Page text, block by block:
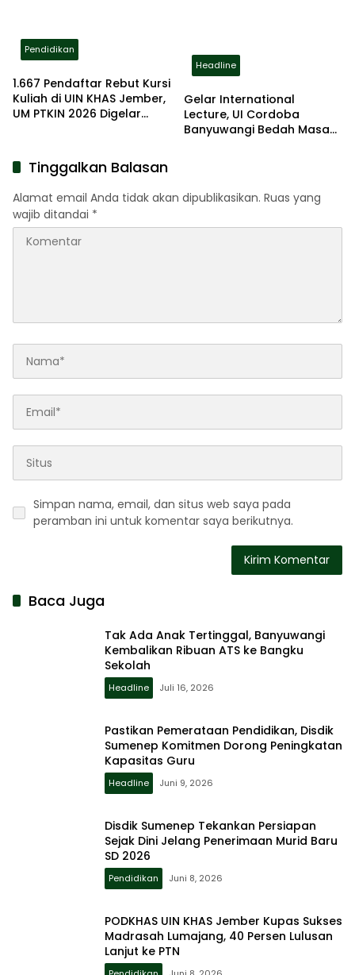
Pendidikan
1.667 Pendaftar Rebut Kursi
Kuliah di UIN KHAS Jember,
UM PTKIN 2026 Digelar
Headline
Gelar International
Lecture, UI Cordoba
Banyuwangi Bedah Masa
Tinggalkan Balasan
Alamat email Anda tidak akan dipublikasikan. Ruas yang
wajib ditandai *
Simpan nama, email, dan situs web saya pada
peramban ini untuk komentar saya berikutnya.
Baca Juga
Tak Ada Anak Tertinggal, Banyuwangi
Kembalikan Ribuan ATS ke Bangku
Sekolah
Headline Juli 16, 2026
Pastikan Pemerataan Pendidikan, Disdik
Sumenep Komitmen Dorong Peningkatan
Kapasitas Guru
Headline Juni 9, 2026
Disdik Sumenep Tekankan Persiapan
Sejak Dini Jelang Penerimaan Murid Baru
SD 2026
Pendidikan Juni 8, 2026
PODKHAS UIN KHAS Jember Kupas Sukses
Madrasah Lumajang, 40 Persen Lulusan
Lanjut ke PTN